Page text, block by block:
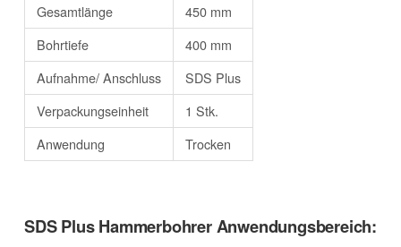
Gesamtlänge
450 mm
Bohrtiefe
400 mm
Aufnahme/ Anschluss
SDS Plus
Verpackungseinheit
1 Stk.
Anwendung
Trocken
SDS Plus Hammerbohrer Anwendungsbereich: